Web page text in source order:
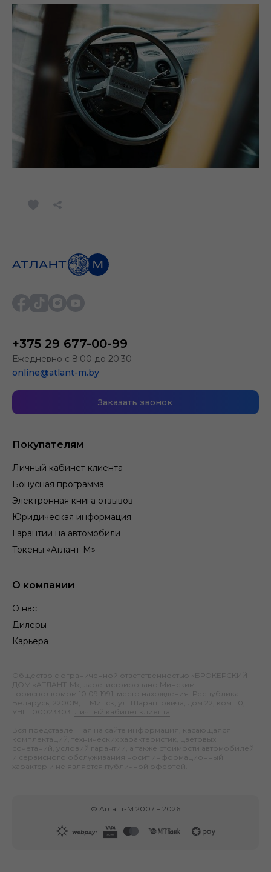
Покупателям
Личный кабинет клиента
Бонусная программа
Электронная книга отзывов
Юридическая информация
Гарантии на автомобили
Токены «Атлант-М»
О компании
О нас
Дилеры
Карьера
+375 29 677-00-99
Ежедневно с 8:00 до 20:30
online@atlant-m.by
Заказать звонок
Общество с ограниченной ответственностью «БРОКЕРСКИЙ
ДОМ «АТЛАНТ-М», зарегистрировано Минским
горисполкомом 10.09.1991; место нахождения: Республика
Беларусь, 220019, г. Минск, ул. Шаранговича, дом 22, ком. 10;
УНП 100023303.
Личный кабинет клиента
Вся представленная на сайте информация, касающаяся
комплектаций, технических характеристик, цветовых
сочетаний, условий гарантии, а также стоимости автомобилей
и сервисного обслуживания носит информационный
характер и не является публичной офертой.
© Атлант-М 2007 – 2026